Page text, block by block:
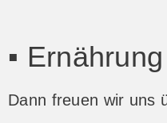
▪ Ernährung
Dann freuen wir uns